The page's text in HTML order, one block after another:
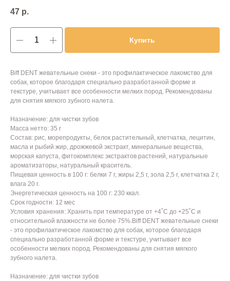
47 р.
Купить
Biff DENT жевательные снеки - это профилактическое лакомство для
собак, которое благодаря специально разработанной форме и
текстуре, учитывает все особенности мелких пород. Рекомендованы
для снятия мягкого зубного налета.
Назначение: для чистки зубов
Масса нетто: 35 г
Состав: рис, морепродукты, белок растительный, клетчатка, лецитин,
масла и рыбий жир, дрожжевой экстракт, минеральные вещества,
морская капуста, фитокомплекс экстрактов растений, натуральные
ароматизаторы, натуральный краситель.
Пищевая ценность в 100 г: белки 7 г, жиры 2,5 г, зола 2,5 г, клетчатка 2 г,
влага 20 г.
Энергетическая ценность на 100 г: 230 ккал.
Срок годности: 12 мес
Условия хранения: Хранить при температуре от +4˚С до +25˚С и
относительной влажности не более 75%.Biff DENT жевательные снеки
- это профилактическое лакомство для собак, которое благодаря
специально разработанной форме и текстуре, учитывает все
особенности мелких пород. Рекомендованы для снятия мягкого
зубного налета.
Назначение: для чистки зубов